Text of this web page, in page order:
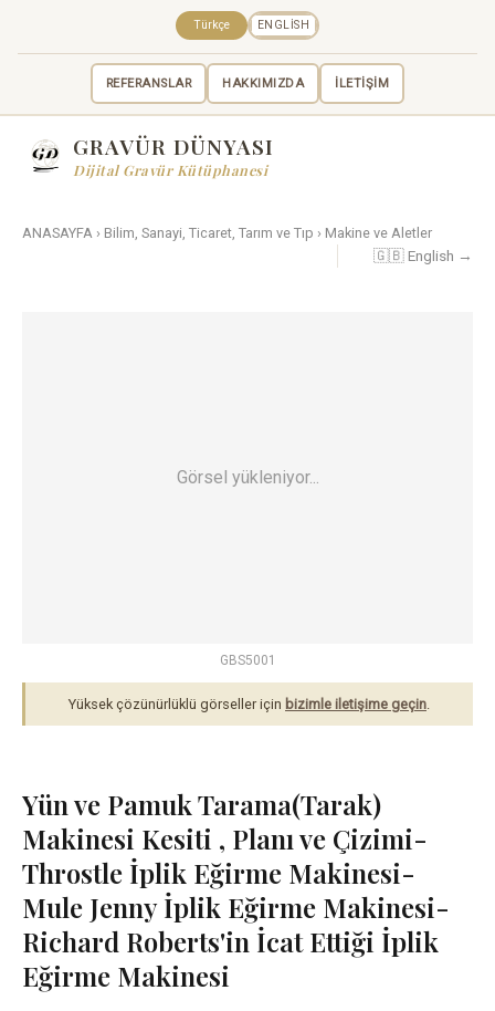
REFERANSLAR HAKKIMIZDA İLETİŞİM
Türkçe ENGLISH
GRAVÜR DÜNYASI
Dijital Gravür Kütüphanesi
ANASAYFA › Bilim, Sanayi, Ticaret, Tarım ve Tıp › Makine ve Aletler
🇬🇧 English →
Görsel yükleniyor...
GBS5001
Yüksek çözünürlüklü görseller için bizimle iletişime geçin
Yün ve Pamuk Tarama(Tarak)
Makinesi Kesiti , Planı ve Çizimi-
Throstle İplik Eğirme Makinesi-
Mule Jenny İplik Eğirme Makinesi-
Richard Roberts'in İcat Ettiği İplik
Eğirme Makinesi